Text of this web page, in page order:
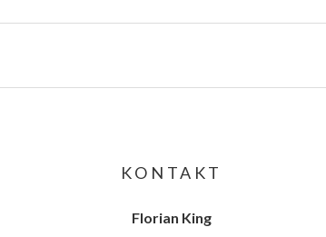
KONTAKT
Florian King